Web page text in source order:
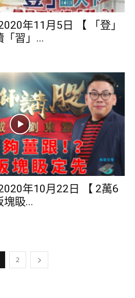
年11月5日 【 「登」
「習」...
年10月22日 【 2萬6
𥄫...
2